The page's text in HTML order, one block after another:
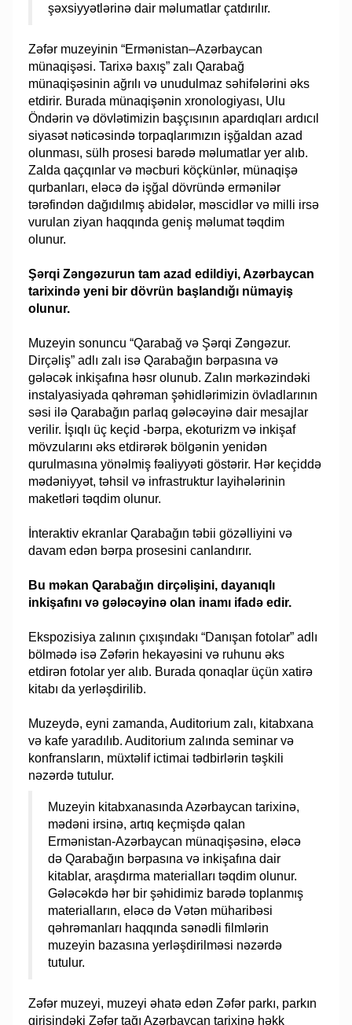
şəxsiyyətlərinə dair məlumatlar çatdırılır.
Zəfər muzeyinin “Ermənistan–Azərbaycan
münaqişəsi. Tarixə baxış” zalı Qarabağ
münaqişəsinin ağrılı və unudulmaz səhifələrini əks
etdirir. Burada münaqişənin xronologiyası, Ulu
Öndərin və dövlətimizin başçısının apardıqları ardıcıl
siyasət nəticəsində torpaqlarımızın işğaldan azad
olunması, sülh prosesi barədə məlumatlar yer alıb.
Zalda qaçqınlar və məcburi köçkünlər, münaqişə
qurbanları, eləcə də işğal dövründə ermənilər
tərəfindən dağıdılmış abidələr, məscidlər və milli irsə
vurulan ziyan haqqında geniş məlumat təqdim
olunur.
Şərqi Zəngəzurun tam azad edildiyi, Azərbaycan
tarixində yeni bir dövrün başlandığı nümayiş
olunur.
Muzeyin sonuncu “Qarabağ və Şərqi Zəngəzur.
Dirçəliş” adlı zalı isə Qarabağın bərpasına və
gələcək inkişafına həsr olunub. Zalın mərkəzindəki
instalyasiyada qəhrəman şəhidlərimizin övladlarının
səsi ilə Qarabağın parlaq gələcəyinə dair mesajlar
verilir. İşıqlı üç keçid -bərpa, ekoturizm və inkişaf
mövzularını əks etdirərək bölgənin yenidən
qurulmasına yönəlmiş fəaliyyəti göstərir. Hər keçiddə
mədəniyyət, təhsil və infrastruktur layihələrinin
maketləri təqdim olunur.
İnteraktiv ekranlar Qarabağın təbii gözəlliyini və
davam edən bərpa prosesini canlandırır.
Bu məkan Qarabağın dirçəlişini, dayanıqlı
inkişafını və gələcəyinə olan inamı ifadə edir.
Ekspozisiya zalının çıxışındakı “Danışan fotolar” adlı
bölmədə isə Zəfərin hekayəsini və ruhunu əks
etdirən fotolar yer alıb. Burada qonaqlar üçün xatirə
kitabı da yerləşdirilib.
Muzeydə, eyni zamanda, Auditorium zalı, kitabxana
və kafe yaradılıb. Auditorium zalında seminar və
konfransların, müxtəlif ictimai tədbirlərin təşkili
nəzərdə tutulur.
Muzeyin kitabxanasında Azərbaycan tarixinə,
mədəni irsinə, artıq keçmişdə qalan
Ermənistan-Azərbaycan münaqişəsinə, eləcə
də Qarabağın bərpasına və inkişafına dair
kitablar, araşdırma materialları təqdim olunur.
Gələcəkdə hər bir şəhidimiz barədə toplanmış
materialların, eləcə də Vətən müharibəsi
qəhrəmanları haqqında sənədli filmlərin
muzeyin bazasına yerləşdirilməsi nəzərdə
tutulur.
Zəfər muzeyi, muzeyi əhatə edən Zəfər parkı, parkın
girişindəki Zəfər tağı Azərbaycan tarixinə həkk